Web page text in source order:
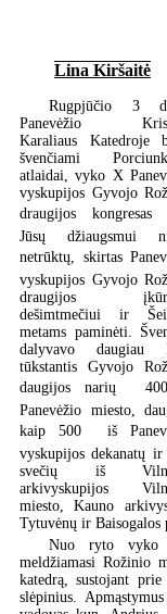
Lina Kiršaitė
Rugpjūčio 3
Panevėžio
Karaliaus Katedroje
švenčiami
atlaidai, vyko X
vyskupijos Gyvojo
draugijos kongresas
Jūsų džiaugsmui
netrūktų, skirtas
vyskupijos Gyvojo
draugijos
dešimtmečiui ir
metams paminėti.
dalyvavo daugiau
tūkstantis Gyvojo
daugijos narių 
Panevėžio miesto,
kaip 500  iš
vyskupijos dekanatų ir
svečių iš
arkivyskupijos
miesto, Kauno
Tytuvėnų ir Baisogalos
Nuo ryto vyko
meldžiamasi Rožinio
katedrą, sustojant
slėpinius.